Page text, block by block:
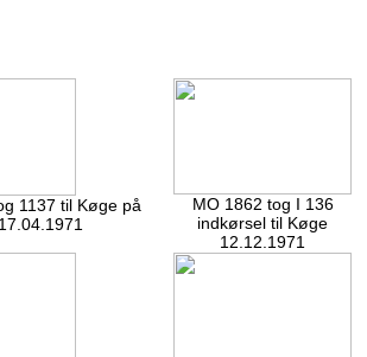
1137 til Køge på
MO 1862 tog I 136
indkørsel til Køge
12.12.1971